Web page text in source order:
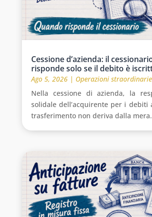
Cessione d’azienda: il
risponde solo se il debito è
Ago 5, 2026| Operazioni straordinarie
Nella cessione di azienda, la
solidale dell’acquirente per i debiti
trasferimento non deriva dalla